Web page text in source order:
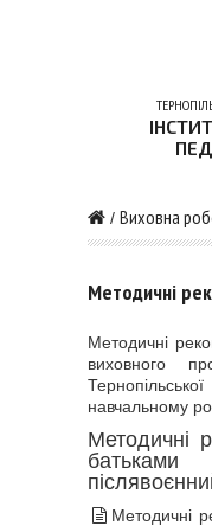
/ Виховна
Методичні
Методичні
виховного
навчальному
Методичні
Методичні